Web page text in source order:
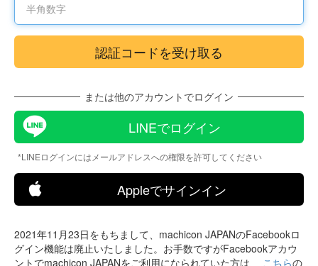
または他のアカウントでログイン
LINEでログイン
*LINEログインにはメールアドレスへの権限を許可してください
Appleでサインイン
2021年11月23日をもちまして、machicon JAPANのFacebookロ
グイン機能は廃止いたしました。お手数ですがFacebookアカウ
ントでmachicon JAPANをご利用になられていた方は、 こちらの